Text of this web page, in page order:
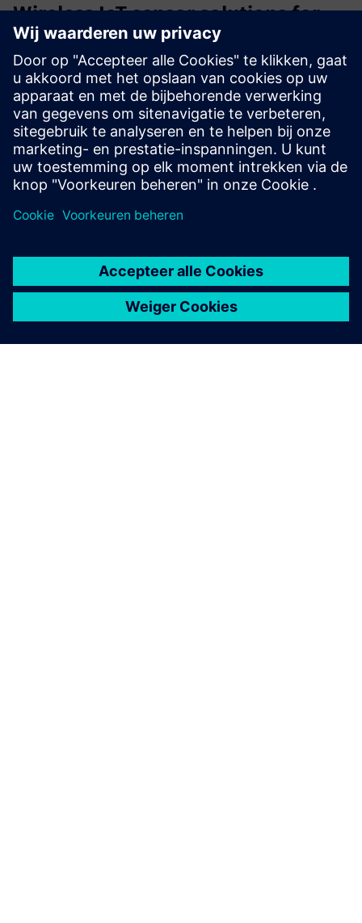
Wireless IoT sensor solutions for
safe and smart monitoring
El-Watch is een technologiebedrijf dat energiezuinige
elektronica en draadloze communicatie ontwikkelt en
produceert.
Compatibel met de Senseye van Siemens.
Meer informatie